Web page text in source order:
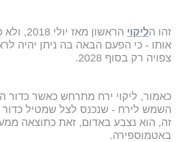
זהו הליקוי
הראשון מאז
אותו - כי הפעם הבאה בה ניתן יהיה
צפויה רק בסוף 2028.
כאמור, ליקוי ירח מתרחש כאשר כדור
השמש לירח - שנכנס לצל שמטיל
זה, הוא נצבע באדום, זאת כתוצאה
באטמוספירה.